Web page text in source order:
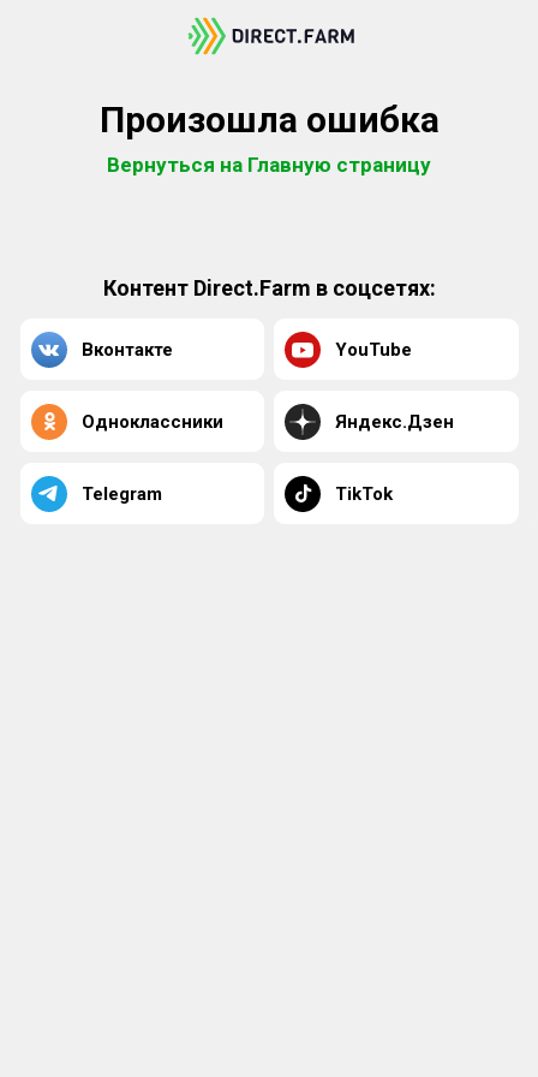
Произошла ошибка
Вернуться на Главную страницу
Контент Direct.Farm в соцсетях:
Вконтакте YouTube
Одноклассники Яндекс.Дзен
Telegram TikTok